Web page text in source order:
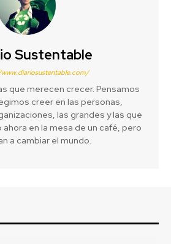
Sustentable
que merecen crecer. Pensamos
creer en las personas,
las grandes y las que
en la mesa de un café, pero
a cambiar el mundo.